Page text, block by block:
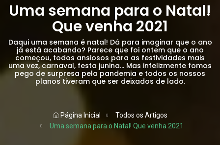
Uma semana para o Natal!
Que venha 2021
Daqui uma semana é natal! Dá para imaginar que o ano
já está acabando? Parece que foi ontem que o ano
começou, todos ansiosos para as festividades mais
uma vez, carnaval, festa junina... Mas infelizmente fomos
pego de surpresa pela pandemia e todos os nossos
planos tiveram que ser deixados de lado.
Página Inicial
Todos os Artigos
Uma semana para o Natal! Que venha 2021